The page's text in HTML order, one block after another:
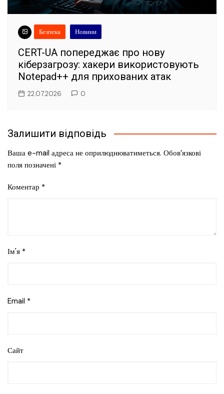
Безпека Новини
CERT-UA попереджає про нову
кіберзагрозу: хакери використовують
Notepad++ для прихованих атак
22.07.2026 0
Залишити відповідь
Ваша e-mail адреса не оприлюднюватиметься. Обов’язкові
поля позначені *
Коментар *
Ім'я *
Email *
Сайт